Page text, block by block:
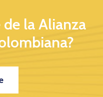
de la Alianza